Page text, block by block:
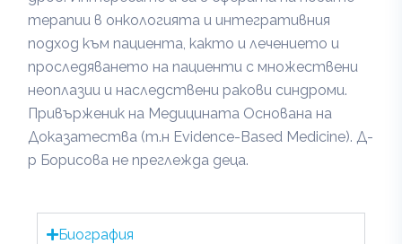
терапии в онкологията и интегративния
подход към пациента, както и лечението и
проследяването на пациенти с множествени
неоплазии и наследствени ракови синдроми.
Привърженик на Медицината Основана на
Доказатества (т.н Evidence-Based Medicine). Д-
р Борисова не преглежда деца.
Биография